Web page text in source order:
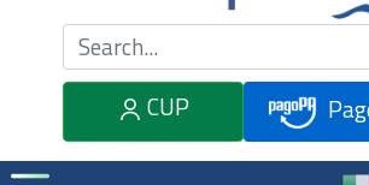
Cerca nel sito
CUP